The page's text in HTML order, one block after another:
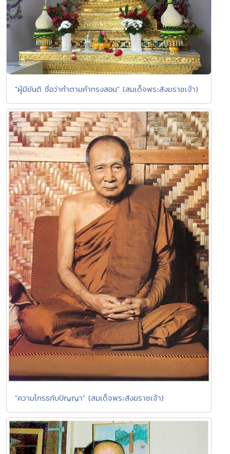
"ผู้มีขันติ ชื่อว่าทำตามคำทรงสอน" (สมเด็จพระสังฆราชเจ้า)
"ความโกรธกับปัญญา" (สมเด็จพระสังฆราชเจ้า)